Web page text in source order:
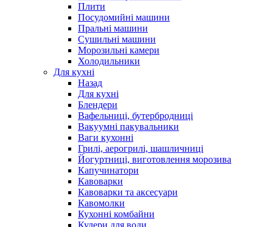
Плити
Посудомийні машини
Пральні машини
Сушильні машини
Морозильні камери
Холодильники
Для кухні
Назад
Для кухні
Блендери
Вафельниці, бутербродниці
Вакуумні пакувальники
Ваги кухонні
Грилі, аерогрилі, шашличниці
Йогуртниці, виготовлення морозива
Капучинатори
Кавоварки
Кавоварки та аксесуари
Кавомолки
Кухонні комбайни
Кулери для води